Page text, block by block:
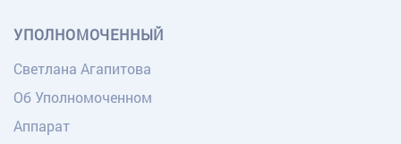
УПОЛНОМОЧЕННЫЙ
Светлана Агапитова
Об Уполномоченном
Аппарат